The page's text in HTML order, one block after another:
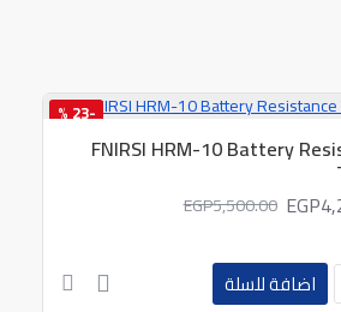
افضل الماركات
-23 %
FNIRSI HRM-10 Battery
EGP5,500.00
اضافة للسلة